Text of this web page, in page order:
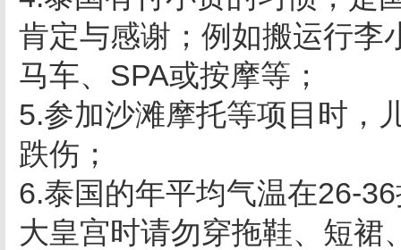
肯定与感谢；例如搬运行李
马车、SPA或按摩等；
5.参加沙滩摩托等项目时，
跌伤；
6.泰国的年平均气温在26-
大皇宫时请勿穿拖鞋、短裙